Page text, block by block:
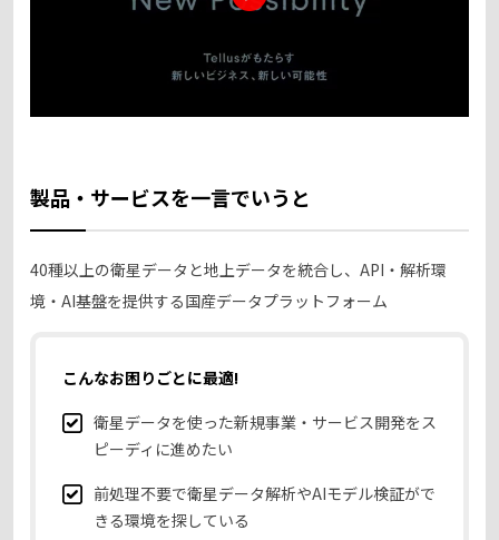
製品・サービスを一言でいうと
40種以上の衛星データと地上データを統合し、API・解析環
境・AI基盤を提供する国産データプラットフォーム
こんなお困りごとに最適!
衛星データを使った新規事業・サービス開発をス
ピーディに進めたい
前処理不要で衛星データ解析やAIモデル検証がで
きる環境を探している